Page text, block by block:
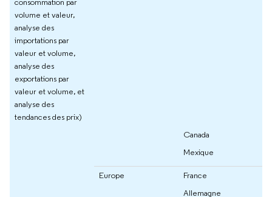
volume et valeur,
analyse des
importations par
valeur et volume,
analyse des
exportations par
valeur et volume, et
analyse des
tendances des prix)
Canada
Mexique
Europe
France
Allemagne